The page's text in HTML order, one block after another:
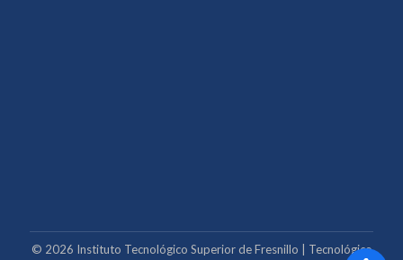
© 2026 Instituto Tecnológico Superior de Fresnillo | Tecnológico